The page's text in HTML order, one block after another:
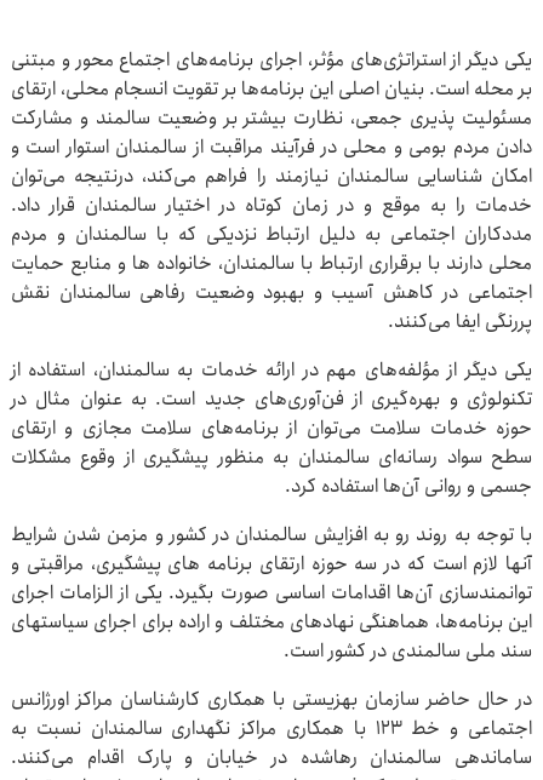
یکی دیگر از استراتژی‌های مؤثر، اجرای برنامه‌های اجتماع ‎محور و مبتنی
بر محله است. بنیان اصلی این برنامه‌ها بر تقویت انسجام محلی، ارتقای
مسئولیت پذیری جمعی، نظارت بیشتر بر وضعیت سالمند و مشارکت
دادن مردم بومی و محلی در فرآیند مراقبت از سالمندان استوار است و
امکان شناسایی سالمندان نیازمند را فراهم می‌کند، درنتیجه می‌توان
خدمات را به موقع و در زمان کوتاه در اختیار سالمندان قرار داد.
مددکاران اجتماعی به دلیل ارتباط نزدیکی که با سالمندان و مردم
محلی دارند با برقراری ارتباط با سالمندان، خانواده ها و منابع حمایت
اجتماعی در کاهش آسیب و بهبود وضعیت رفاهی سالمندان نقش
پررنگی ایفا می‌کنند.
یکی دیگر از مؤلفه‌های مهم در ارائه خدمات به سالمندان، استفاده از
تکنولوژی و بهره‌گیری از فن‌آوری‌های جدید است. به عنوان مثال در
حوزه خدمات سلامت می‌توان از برنامه‌های سلامت مجازی و ارتقای
سطح سواد رسانه‌ای سالمندان به منظور پیشگیری از وقوع مشکلات
جسمی و روانی آن‌ها استفاده کرد.
با توجه به روند رو به افزایش سالمندان در کشور و مزمن شدن شرایط
آن‎ها لازم است که در سه حوزه ارتقای برنامه های پیشگیری، مراقبتی و
توانمندسازی آن‌ها اقدامات اساسی صورت بگیرد. یکی از الزامات اجرای
این برنامه‌ها، هماهنگی نهادهای مختلف و اراده برای اجرای سیاست‎های
سند ملی سالمندی در کشور است.
در حال حاضر سازمان بهزیستی با همکاری کارشناسان مراکز اورژانس
اجتماعی و خط 123 با همکاری مراکز نگهداری سالمندان نسبت به
ساماندهی سالمندان رهاشده در خیابان و پارک اقدام می‌کنند.